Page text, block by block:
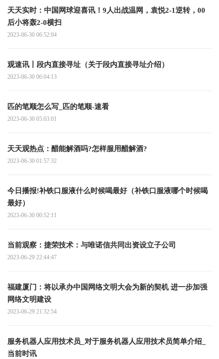
天天实时：中国网球迎喜讯！9人出战温网，袁悦2-1逆转，00
后小将轰2-0横扫
2023-06-30 06:52:04
观速讯丨段内直接寻址（关于段内直接寻址介绍）
2023-06-30 06:04:13
匹的笔顺怎么写_匹的笔顺-速看
2023-06-30 05:03:01
天天观热点：醋能解酒吗?怎样服用醋解酒?
2023-06-30 01:57:32
今日播报!补铁口服液什么时候喝最好（补铁口服液哪个时候喝
最好）
2023-06-30 00:52:11
当前观察：捷荣技术：与唯诺信共同出资设立子公司
2023-06-29 22:44:47
福建厦门：将以承办中国网络文明大会为新的契机 进一步加强
网络文明建设
2023-06-29 21:32:54
服务机器人应用技术员_对于服务机器人应用技术员简单介绍_
当前时讯